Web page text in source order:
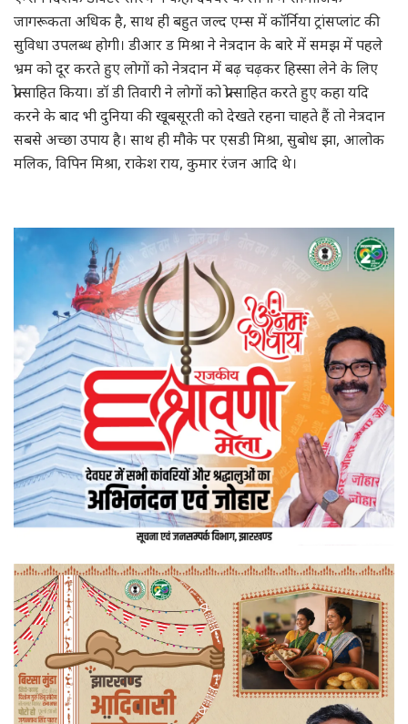
जागरूकता अधिक है, साथ ही बहुत जल्द एम्स में कॉर्निया ट्रांसप्लांट की
सुविधा उपलब्ध होगी। डीआर ड मिश्रा ने नेत्रदान के बारे में समझ में पहले
भ्रम को दूर करते हुए लोगों को नेत्रदान में बढ़ चढ़कर हिस्सा लेने के लिए
प्रोत्साहित किया। डॉ डी तिवारी ने लोगों को प्रोत्साहित करते हुए कहा यदि
करने के बाद भी दुनिया की खूबसूरती को देखते रहना चाहते हैं तो नेत्रदान
सबसे अच्छा उपाय है। साथ ही मौके पर एसडी मिश्रा, सुबोध झा, आलोक
मलिक, विपिन मिश्रा, राकेश राय, कुमार रंजन आदि थे।